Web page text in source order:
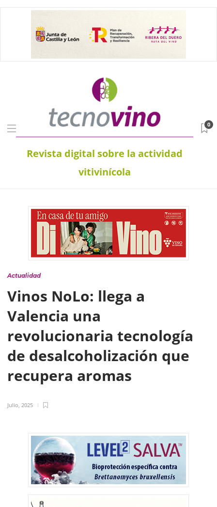
Revista digital sobre la actividad
vitivinícola
0
Actualidad
Vinos NoLo: llega a
Valencia una
revolucionaria tecnología
de desalcoholización que
recupera aromas
Julio, 2025